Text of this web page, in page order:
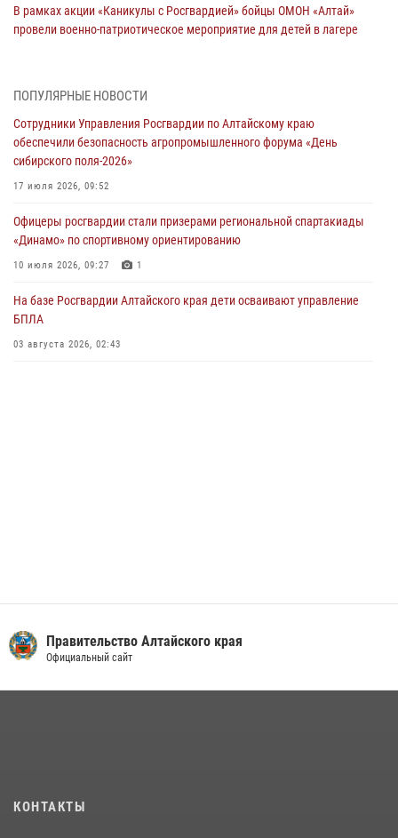
В рамках акции «Каникулы с Росгвардией» бойцы ОМОН «Алтай»
провели военно-патриотическое мероприятие для детей в лагере
акции «Коробка храбрости»
Сотрудники Росгвардии провели встречу с юными пограничниками
03 июля 2026, 04:03
Управление Росгвардии по Алтайскому краю провело для детей
02 июля 2026, 00:55
В краевом управлении вневедомственной охраны Росгвардии по
ПОПУЛЯРНЫЕ НОВОСТИ
Сотрудники Управления Росгвардии по Алтайскому краю
обеспечили безопасность агропромышленного форума «День
сибирского поля-2026»
17 июля 2026, 09:52
Офицеры росгвардии стали призерами региональной спартакиады
«Динамо» по спортивному ориентированию
10 июля 2026, 09:27 1
На базе Росгвардии Алтайского края дети осваивают управление
БПЛА
03 августа 2026, 02:43
Правительство Алтайского края
Официальный сайт
КОНТАКТЫ